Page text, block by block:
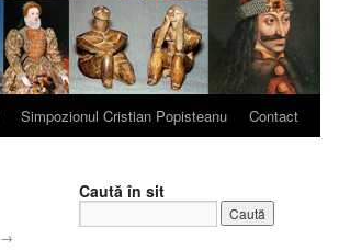
Simpozionul Cristian Popisteanu Contact
→
Caută în sit